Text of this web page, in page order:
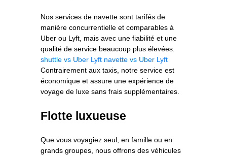
Nos services de navette sont tarifés de
manière concurrentielle et comparables à
Uber ou Lyft, mais avec une fiabilité et une
qualité de service beaucoup plus élevées.
shuttle vs Uber Lyft navette vs Uber Lyft
Contrairement aux taxis, notre service est
économique et assure une expérience de
voyage de luxe sans frais supplémentaires.
Flotte luxueuse
Que vous voyagiez seul, en famille ou en
grands groupes, nous offrons des véhicules